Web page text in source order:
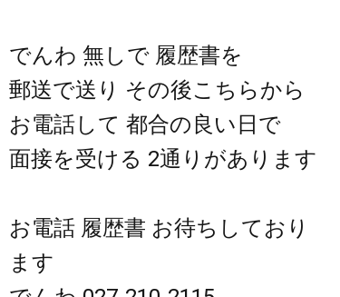
でんわ 無しで 履歴書を
郵送で送り その後こちらから
お電話して 都合の良い日で
面接を受ける 2通りがあります
お電話 履歴書 お待ちしており
ます